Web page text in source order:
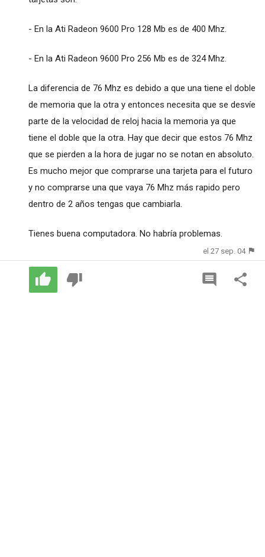
- En la Ati Radeon 9600 Pro 128 Mb es de 400 Mhz.
- En la Ati Radeon 9600 Pro 256 Mb es de 324 Mhz.
La diferencia de 76 Mhz es debido a que una tiene el doble
de memoria que la otra y entonces necesita que se desvíe
parte de la velocidad de reloj hacia la memoria ya que
tiene el doble que la otra. Hay que decir que estos 76 Mhz
que se pierden a la hora de jugar no se notan en absoluto.
Es mucho mejor que comprarse una tarjeta para el futuro
y no comprarse una que vaya 76 Mhz más rapido pero
dentro de 2 años tengas que cambiarla.
Tienes buena computadora. No habría problemas.
el 27 sep. 04